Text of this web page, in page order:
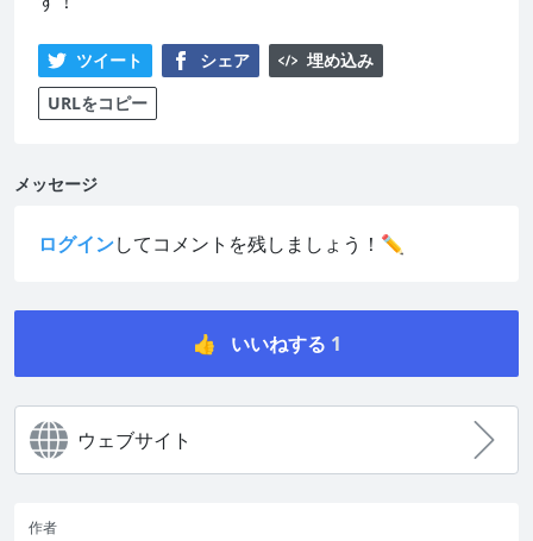
ツイート シェア
埋め込み
URLをコピー
メッセージ
ログインしてコメントを残しましょう！✏️
👍 いいねする 1
ウェブサイト
作者